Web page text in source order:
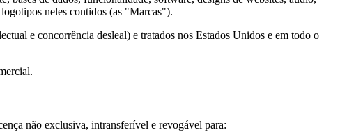
neles contidos (as "Marcas").
e concorrência desleal) e tratados nos Estados Unidos e em todo o
não exclusiva, intransferível e revogável para: